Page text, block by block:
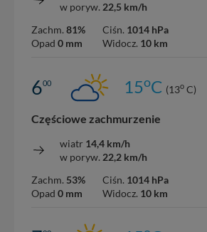
w poryw. 22,5 km/h
Zachm. 81%
Opad 0 mm
Ciśn. 1014 hPa
Widocz. 10 km
600 15oC (13o C)
Częściowe zachmurzenie
wiatr 14,4 km/h
w poryw. 22,2 km/h
Zachm. 53%
Opad 0 mm
Ciśn. 1014 hPa
Widocz. 10 km